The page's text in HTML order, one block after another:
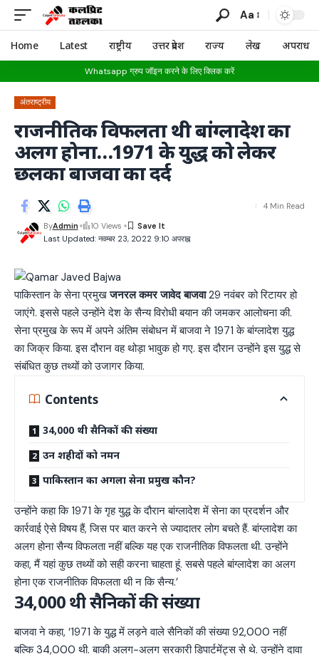
Aa
Home Latest राष्ट्रीय उत्तर प्रदेश राज्य लेख अपराध
Whatsapp ग्रुप जॉइन करने के लिए क्लिक करें
अंतराष्ट्रीय
राजनीतिक विफलता थी बांग्लादेश का
अलग होना…1971 के युद्ध को लेकर
छलका बाजवा का दर्द
Last Updated: नवम्बर 23, 2022 9:10 अपराह्न
ByAdmin 10 Views
4 Min Read
पाकिस्तान के सेना प्रमुखजनरल कमर जावेद बाजवा29 नवंबर को रिटायर हो
जाएंगे. इससे पहले उन्होंने देश के सैन्य विरोधी बयान की जमकर आलोचना की.
सेना प्रमुख के रूप में अपने अंतिम संबोधन में बाजवा ने 1971 के बांग्लादेश युद्ध
का जिक्र किया. इस दौरान वह थोड़ा भावुक हो गए. इस दौरान उन्होंने इस युद्ध से
संबंधित कुछ तथ्यों को उजागर किया.
Contents
34,000 थी सैनिकों की संख्या
उन शहीदों को नमन
पाकिस्तान का अगला सेना प्रमुख कौन?
उन्होंने कहा कि 1971 के गृह युद्ध के दौरान बांग्लादेश में सेना का प्रदर्शन और
कार्रवाई ऐसे विषय हैं, जिस पर बात करने से ज्यादातर लोग बचते हैं. बांग्लादेश का
अलग होना सैन्य विफलता नहीं बल्कि यह एक राजनीतिक विफलता थी. उन्होंने
कहा, मैं यहां कुछ तथ्यों को सही करना चाहता हूं. सबसे पहले बांग्लादेश का अलग
होना एक राजनीतिक विफलता थी न कि सैन्य.’
34,000 थी सैनिकों की संख्या
बाजवा ने कहा, ‘1971 के युद्ध में लड़ने वाले सैनिकों की संख्या 92,000 नहीं
बल्कि 34,000 थी. बाकी अलग-अलग सरकारी डिपार्टमेंट्स से थे. उन्होंने दावा